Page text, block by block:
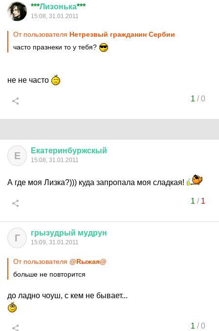
***Лизонька***
15:08, 31.01.2011
От пользователя Нетрезвый гражданин Сербии
часто празнеки то у тебя?
не не часто
1 /0
Е Екатеринбуржскый
15:08, 31.01.2011
А где моя Лизка?))) куда запропала моя сладкая!
1 / 1
Г грызудрый мудрун
15:09, 31.01.2011
От пользователя @Rыжая@
больше не повторится
до ладно чоуш, с кем не бывает...
1 /0